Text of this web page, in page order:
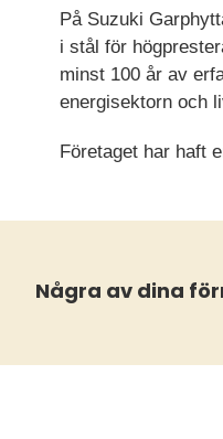
På Suzuki
i stål för
minst 100 år av
energisektorn och
Företaget har haft
Några av dina